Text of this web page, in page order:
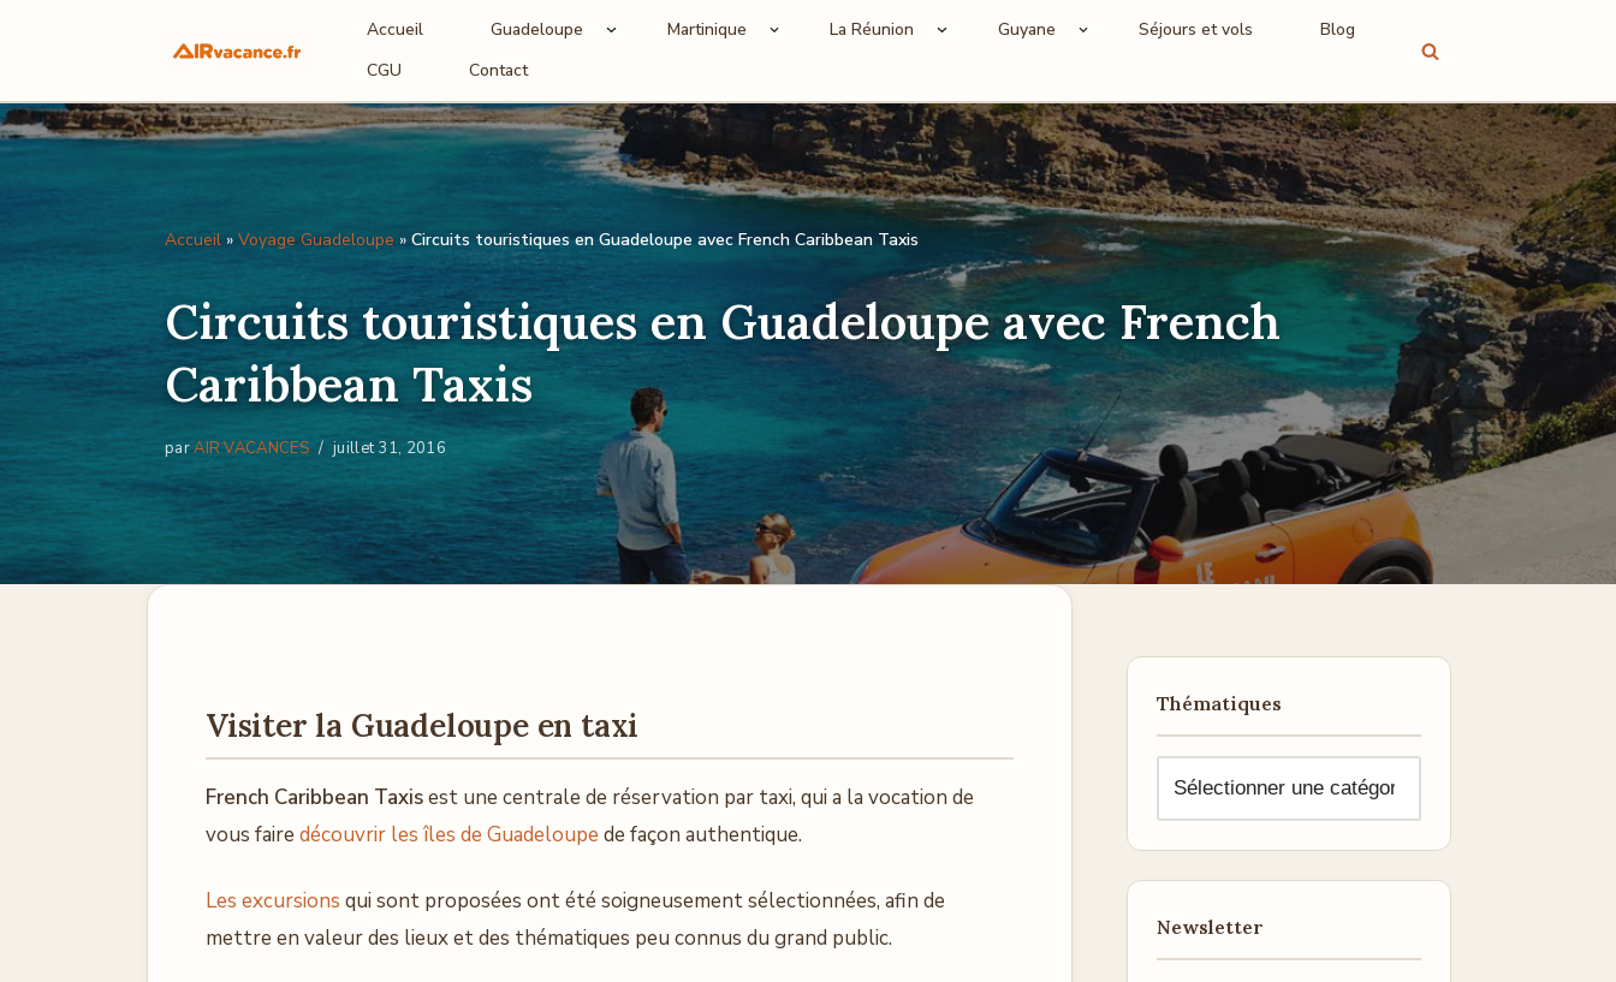
au
contenu
Accueil Guadeloupe Martinique La Réunion Guyane Séjours et vols
Blog
CGU
Contact
Accueil » Voyage Guadeloupe » Circuits touristiques en Guadeloupe avec French Caribbean Taxis
Circuits touristiques en Guadeloupe avec French
Caribbean Taxis
parAIR VACANCES juillet 31, 2016
Visiter la Guadeloupe en taxi
French Caribbean Taxisest une centrale de réservation par taxi, qui a la vocation de
vous faire découvrir les îles de Guadeloupe de façon authentique.
Les excursions qui sont proposées ont été soigneusement sélectionnées, afin de
mettre en valeur des lieux et des thématiques peu connus du grand public.
Thématiques
Newsletter